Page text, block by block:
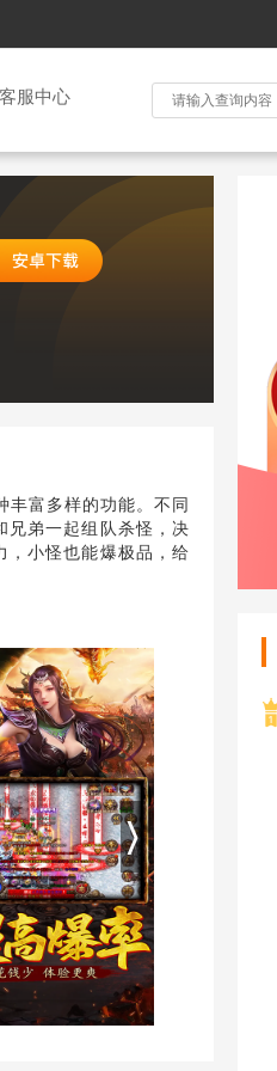
客服中心
丰富多样的功能。不同
兄弟一起组队杀怪，决
，小怪也能爆极品，给